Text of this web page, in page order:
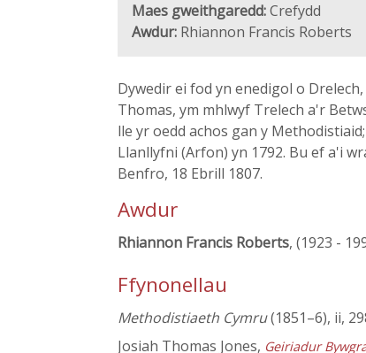
Maes gweithgaredd:Crefydd
Awdur: Rhiannon Francis Roberts
Dywedir ei fod yn enedigol o
Thomas, ym mhlwyf Trelech a'r
lle yr oedd achos gan y
Llanllyfni (Arfon) yn 1792. Bu ef a'i
Benfro, 18 Ebrill 1807.
Awdur
Rhiannon Francis Roberts, (1923 -
Ffynonellau
Methodistiaeth Cymru(1851–6), ii,
Josiah Thomas Jones, Geiriadur